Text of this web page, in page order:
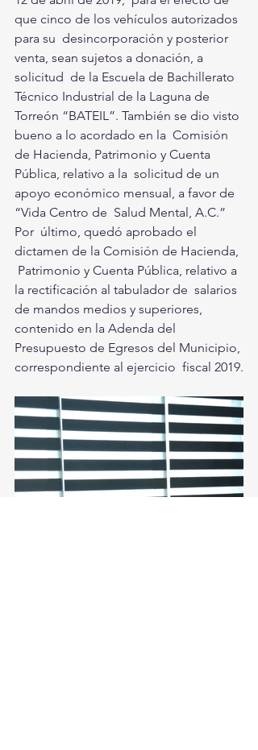
que cinco de los vehículos autorizados
para su  desincorporación y posterior
venta, sean sujetos a donación, a
solicitud  de la Escuela de Bachillerato
Técnico Industrial de la Laguna de
Torreón “BATEIL”. También se dio visto
bueno a lo acordado en la  Comisión
de Hacienda, Patrimonio y Cuenta
Pública, relativo a la  solicitud de un
apoyo económico mensual, a favor de
“Vida Centro de  Salud Mental, A.C.”
Por  último, quedó aprobado el
dictamen de la Comisión de Hacienda,
Patrimonio y Cuenta Pública, relativo a
la rectificación al tabulador de  salarios
de mandos medios y superiores,
contenido en la Adenda del
Presupuesto de Egresos del Municipio,
correspondiente al ejercicio  fiscal 2019.